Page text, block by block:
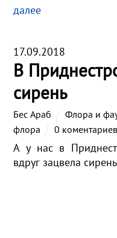
далее
17.09.2018
В
сирень
Бес Араб Флора и
флора
0 коментариев
А у нас в
вдруг зацвела